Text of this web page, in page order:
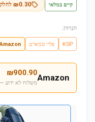
קיים במלאי ₪0.30 לחלק
חנויות:
KSP פליי סמארט Amazon
Amazon
₪900.90
משלוח לא ידוע —